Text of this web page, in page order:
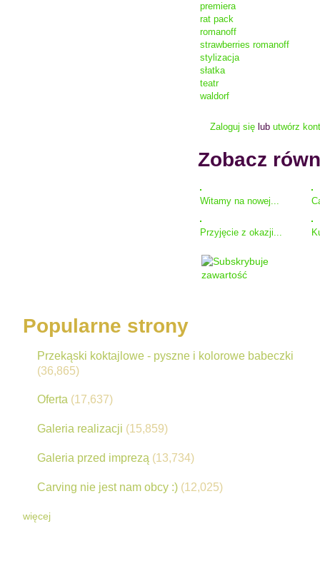
premiera
rat pack
romanoff
strawberries romanoff
stylizacja
słatka
teatr
waldorf
Zaloguj się lub utwórz
Zobacz
Witamy na nowej...
Przyjęcie z okazji...
Popularne strony
Przekąski koktajlowe - pyszne i kolorowe babeczki
(36,865)
Oferta (17,637)
Galeria realizacji (15,859)
Galeria przed imprezą (13,734)
Carving nie jest nam obcy :) (12,025)
więcej